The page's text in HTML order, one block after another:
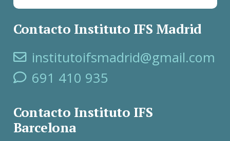
Contacto Instituto IFS Madrid
institutoifsmadrid@gmail.com
691 410 935
Contacto Instituto IFS
Barcelona